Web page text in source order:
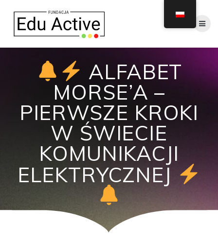
ALFABET
MORSE’A –
PIERWSZE KROKI
W ŚWIECIE
KOMUNIKACJI
ELEKTRYCZNEJ